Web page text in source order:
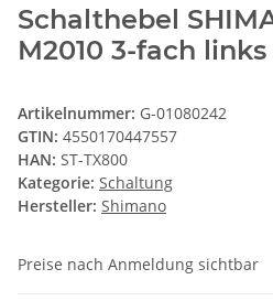
Schalthebel
M2010 3-fach links
Artikelnummer: G-01080242
GTIN: 4550170447557
HAN: ST-TX800
Kategorie: Schaltung
Hersteller: Shimano
Preise nach Anmeldung sichtbar